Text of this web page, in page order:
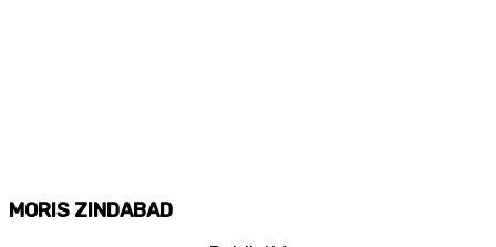
MORIS ZINDABAD